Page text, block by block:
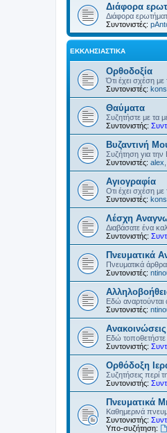
Διάφορα
Διάφορα
Συντονιστές:
ΕΚΚΛΗΣΙΑΣΤΙΚΆ
Ορθοδοξία
Ότι έχει σχέση με
Συντονιστές:
Θαύματα
Συζητήστε με τα
Συντονιστής:
Βυζαντινή
Συζήτηση για την
Συντονιστές: alex
Αγιογραφία
Οτι έχει σχέση με
Συντονιστές:
Λέσχη
Διαβάσατε ένα
Συντονιστής:
Πνευματικά
Πνευματικά
Συντονιστές:
Εδώ αναρτούνται
Συντονιστές:
Εδώ
Συντονιστής:
Ορθόδοξη
Συζητήσεις περί
Συντονιστής:
Πνευματικά
Καθημερινά
Συντονιστής:
Υπο-συζήτηση: